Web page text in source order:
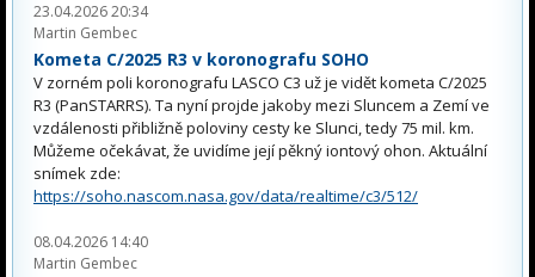
23.04.2026 20:34
Martin Gembec
Kometa C/2025 R3 v koronografu SOHO
V zorném poli koronografu LASCO C3 už je vidět kometa C/2025
R3 (PanSTARRS). Ta nyní projde jakoby mezi Sluncem a Zemí ve
vzdálenosti přibližně poloviny cesty ke Slunci, tedy 75 mil. km.
Můžeme očekávat, že uvidíme její pěkný iontový ohon. Aktuální
snímek zde:
https://soho.nascom.nasa.gov/data/realtime/c3/512/
08.04.2026 14:40
Martin Gembec